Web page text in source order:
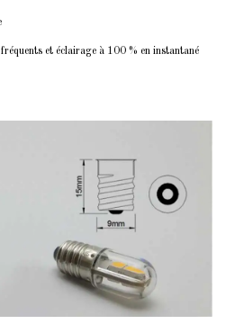
et éclairage à 100 % en instantané